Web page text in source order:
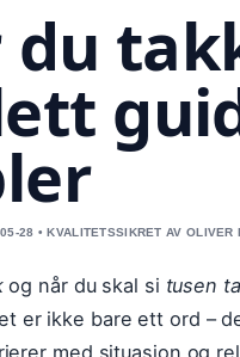
du
28 • KVALITETSSIKRET AV OLIVER
og når du skal si tusen
er ikke bare ett ord –
med situasjon og